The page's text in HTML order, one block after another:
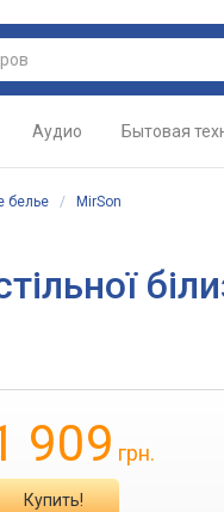
Аудио Бытовая
белье / MirSon
909 грн.
Купить!